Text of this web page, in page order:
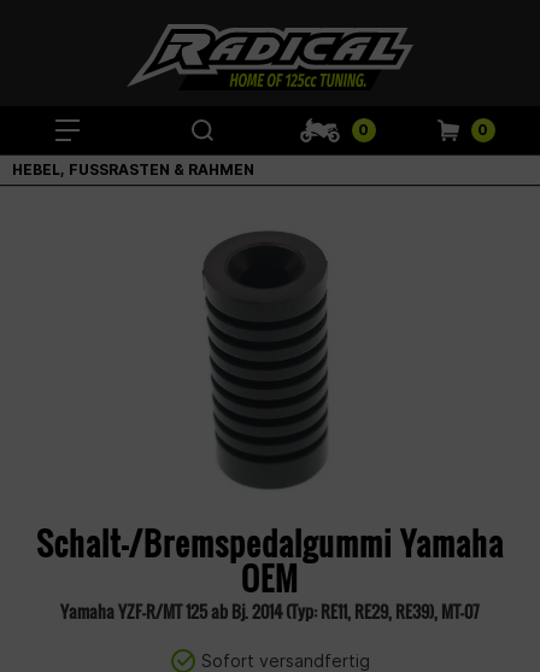
0 0
HEBEL, FUSSRASTEN & RAHMEN
Schalt-/Bremspedalgummi Yamaha
OEM
Yamaha YZF-R/MT 125 ab Bj. 2014 (Typ: RE11, RE29, RE39), MT-07
Sofort versandfertig